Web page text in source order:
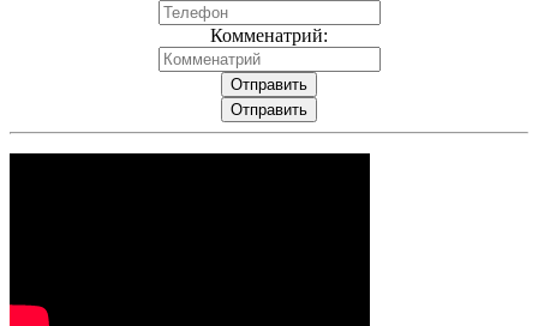
Комменатрий:
Отправить
Отправить